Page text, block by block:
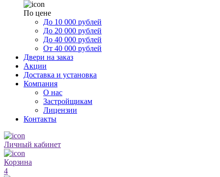
По цене
До 10 000 рублей
До 20 000 рублей
До 40 000 рублей
От 40 000 рублей
Двери на заказ
Акции
Доставка и установка
Компания
О нас
Застройщикам
Лицензии
Контакты
Личный кабинет
Корзина
4